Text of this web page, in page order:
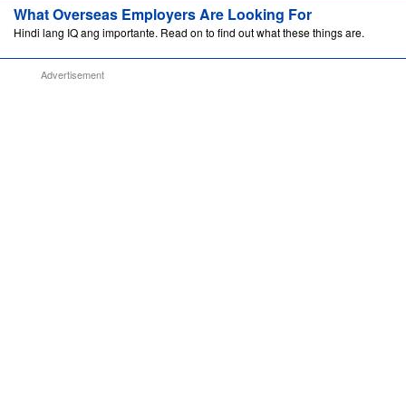
What Overseas Employers Are Looking For
Hindi lang IQ ang importante. Read on to find out what these things are.
Advertisement